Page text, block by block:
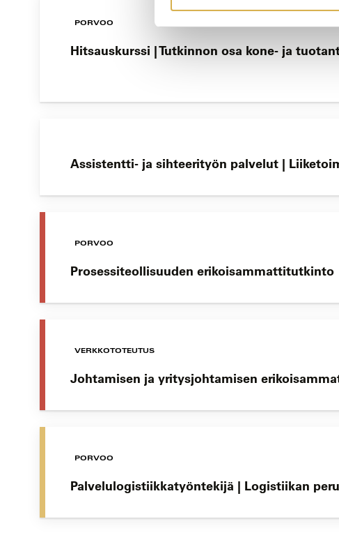
PORVOO
Hitsauskurssi | Tutkinnon osa kone- ja
Assistentti- ja sihteerityön palvelut |
PORVOO
Prosessiteollisuuden erikoisammattitutkinto
VERKKOTOTEUTUS
Johtamisen ja yritysjohtamisen
PORVOO
Palvelulogistiikkatyöntekijä | Logistiikan